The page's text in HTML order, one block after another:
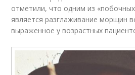
отметили, что одним из
является разглаживание морщин
выраженное у возрастных